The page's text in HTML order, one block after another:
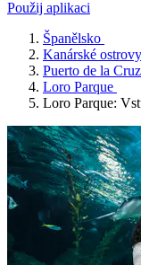
Použij aplikaci
Španělsko
Kanárské ostrovy
Puerto de la Cruz
Loro Parque
Loro Parque: